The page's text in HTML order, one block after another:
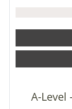
A-Level